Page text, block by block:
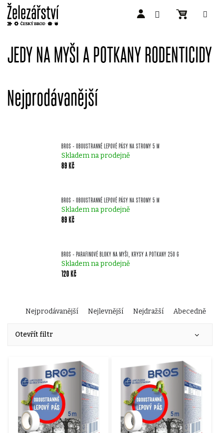
obsah
JEDY NA MYŠI A POTKANY RODENTICIDY
Nejprodávanější
BROS - OBOUSTRANNÉ LEPOVÉ PÁSY NA STROMY 5 M
Skladem na prodejně
89 Kč
BROS - OBOUSTRANNÉ LEPOVÉ PÁSY NA STROMY 5 M
Skladem na prodejně
89 Kč
BROS - PARAFINOVÉ BLOKY NA MYŠI, KRYSY A POTKANY 250 G
Skladem na prodejně
120 Kč
Ř
a
z
e
n
Nejprodávanější Nejlevnější Nejdražší Abecedně
Otevřít filtr